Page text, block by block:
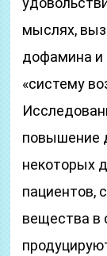
мыслях,
дофамина и
«систему
повышение
некоторых
пациентов,
вещества в